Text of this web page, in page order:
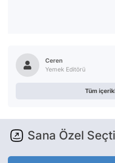
Ceren
Yemek Editörü
Tüm
Sana Özel